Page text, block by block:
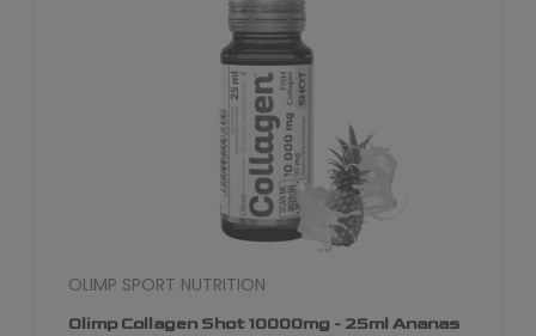
Olimp Collagen Shot 10000mg - 25ml Ananas
OLIMP SPORT NUTRITION